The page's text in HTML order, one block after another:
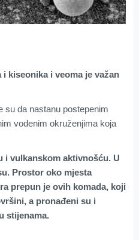
kiseonika i veoma je važan
su da nastanu postepenim
vodenim okruženjima koja
i vulkanskom aktivnošću. U
Prostor oko mjesta
prepun je ovih komada, koji
a pronađeni su i
stijenama.